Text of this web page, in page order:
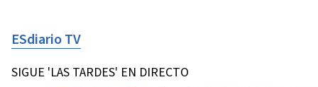
ESdiario TV
SIGUE 'LAS TARDES' EN DIRECTO